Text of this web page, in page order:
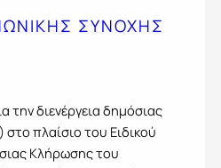
ΣΥΝΟΧΗΣ
την διενέργεια δημόσιας
πλαίσιο του Ειδικού
Κλήρωσης του